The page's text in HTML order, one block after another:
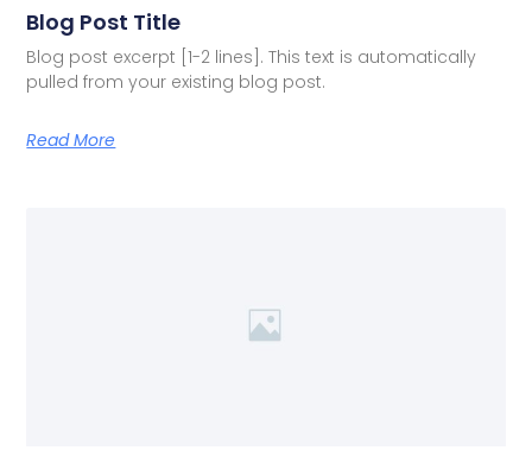
Blog Post Title
Blog post excerpt [1-2 lines]. This text is automatically
pulled from your existing blog post.
Read More